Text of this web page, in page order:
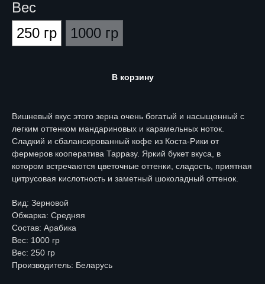
Вес
250 гр
1000 гр
В корзину
Вишневый вкус этого зерна очень богатый и насыщенный с
легким оттенком мандариновых и карамельных ноток.
Сладкий и сбалансированный кофе из Коста-Рики от
фермеров кооператива Тарразу. Яркий букет вкуса, в
котором встречаются цветочные оттенки, сладость, приятная
цитрусовая кислотность и заметный шоколадный оттенок.
Вид: Зерновой
Обжарка: Средняя
Состав: Арабика
Вес: 1000 гр
Вес: 250 гр
Производитель: Беларусь